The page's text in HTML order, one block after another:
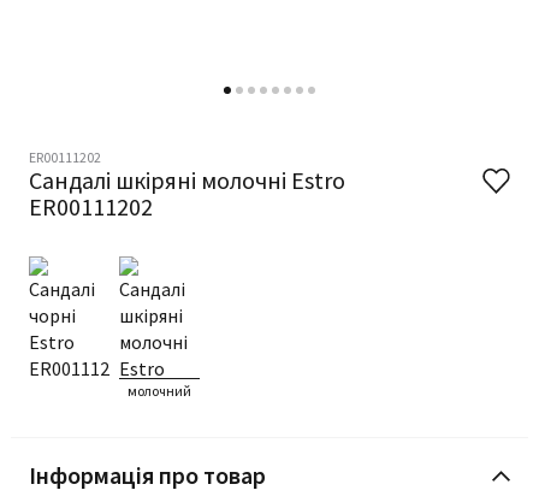
ER00111202
Сандалі шкіряні молочні Estro
ER00111202
молочний
Інформація про товар